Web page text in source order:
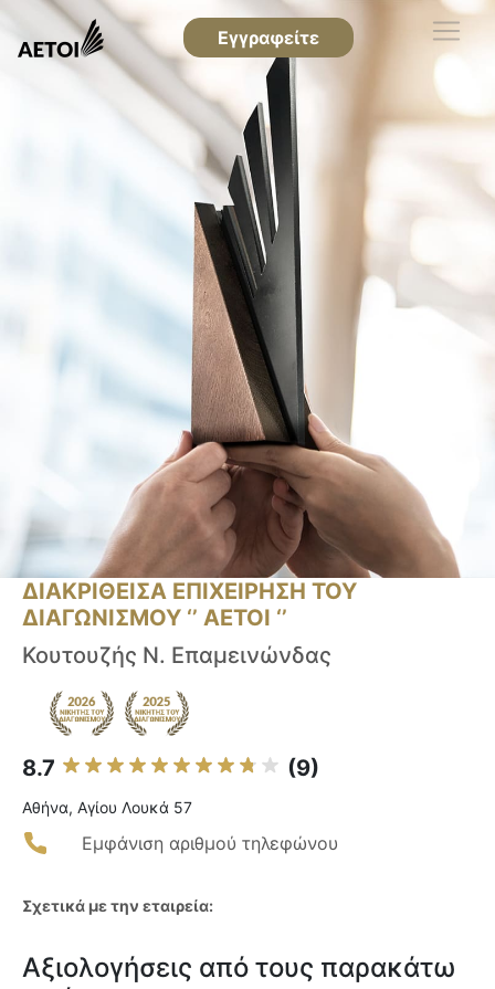
Εγγραφείτε
ΔΙΑΚΡΙΘΕΙΣΑ ΕΠΙΧΕΙΡΗΣΗ ΤΟΥ
ΔΙΑΓΩΝΙΣΜΟΥ ‘’ ΑΕΤΟΙ ‘’
Κουτουζής Ν. Επαμεινώνδας
8.7 (9)
Αθήνα, Αγίου Λουκά 57
Εμφάνιση αριθμού τηλεφώνου
Σχετικά με την εταιρεία:
Αξιολογήσεις από τους παρακάτω